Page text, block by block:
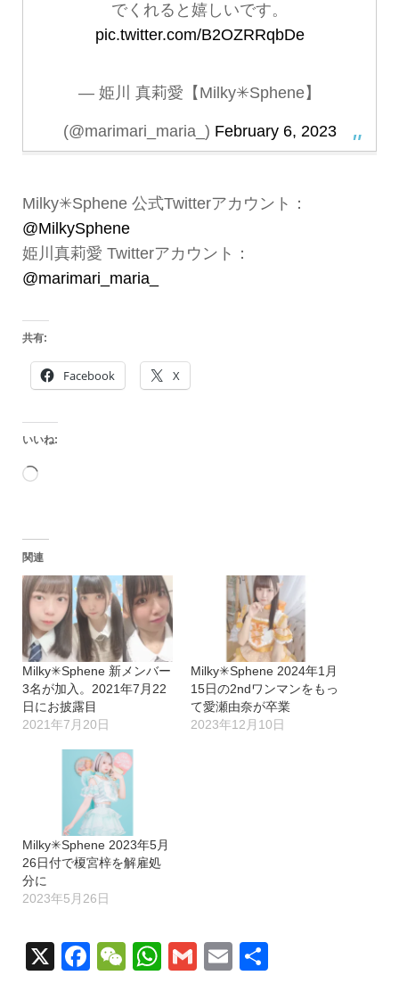
でくれると嬉しいです。
pic.twitter.com/B2OZRRqbDe
— 姫川 真莉愛【Milky✳︎Sphene】
(@marimari_maria_) February 6, 2023
Milky✳︎Sphene 公式Twitterアカウント：
@MilkySphene
姫川真莉愛 Twitterアカウント：
@marimari_maria_
共有:
Facebook X
いいね:
読
込
み
中…
関連
Milky✳︎Sphene 新メンバー
3名が加入。2021年7月22
日にお披露目
2021年7月20日
Milky✳︎Sphene 2024年1月
15日の2ndワンマンをもっ
て愛瀬由奈が卒業
2023年12月10日
Milky✳︎Sphene 2023年5月
26日付で榎宮梓を解雇処
分に
2023年5月26日
X Facebook
WeChat
WhatsApp
GmailEmail